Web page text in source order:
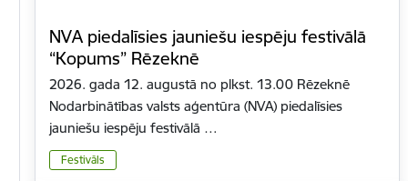
NVA piedalīsies jauniešu iespēju festivālā
“Kopums” Rēzeknē
2026. gada 12. augustā no plkst. 13.00 Rēzeknē
Nodarbinātības valsts aģentūra (NVA) piedalīsies
jauniešu iespēju festivālā …
Festivāls